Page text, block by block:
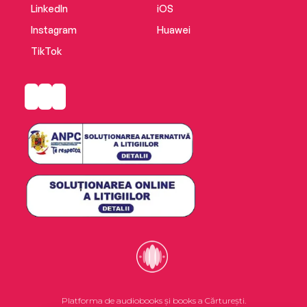
A gripping thriller about nightmare neighbours,
defend ourselves and the people we love.
Praise for Those People Next Door:
LinkedIn
Instagram
TikTok
iOS
Huawei
Platforma de audiobooks și books a Cărturești.